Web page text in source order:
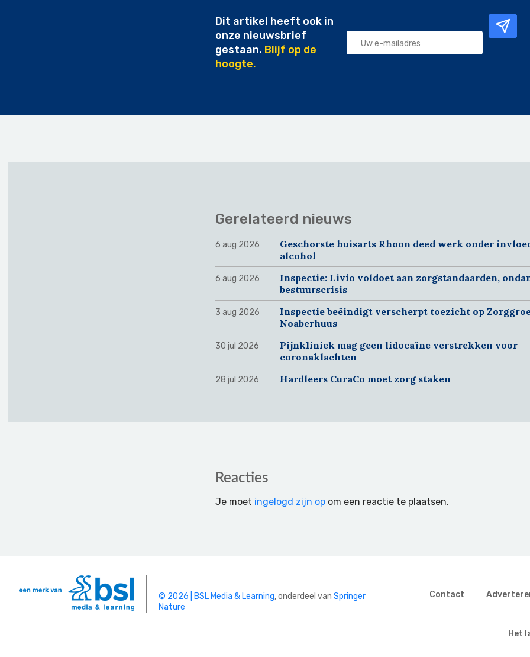
Dit artikel heeft ook in
onze nieuwsbrief
gestaan. Blijf op de
hoogte.
Gerelateerd nieuws
6 aug 2026
Geschorste huisarts Rhoon deed werk onder
alcohol
6 aug 2026
Inspectie: Livio voldoet aan zorgstandaarden,
bestuurscrisis
3 aug 2026
Inspectie beëindigt verscherpt toezicht op
Noaberhuus
30 jul 2026
Pijnkliniek mag geen lidocaïne verstrekken voor
coronaklachten
28 jul 2026 Hardleers CuraCo moet zorg staken
Reacties
Je moet ingelogd zijn op om een reactie te plaatsen.
© 2026 | BSL Media & Learning, onderdeel van Springer
Nature
Contact
Het